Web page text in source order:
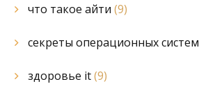
что такое айти (9)
секреты операционных систем
здоровье it(9)